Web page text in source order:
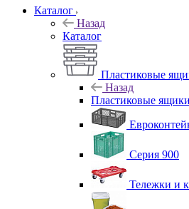
Каталог
Назад
Каталог
Пластиковые
Назад
Пластиковые ящики
Серия 900
Тележки и